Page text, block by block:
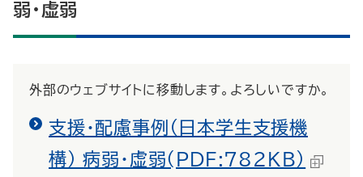
弱・虚弱
外部のウェブサイトに移動します。よろしいですか。
支援・配慮事例（日本学生支援機
構） 病弱・虚弱(PDF:782KB）